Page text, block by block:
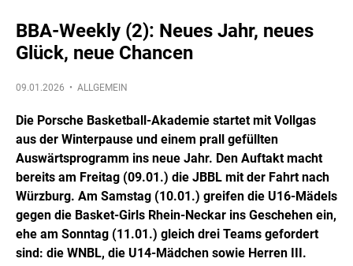
BBA-Weekly (2): Neues Jahr, neues
Glück, neue Chancen
09.01.2026 • ALLGEMEIN
Die Porsche Basketball-Akademie startet mit Vollgas
aus der Winterpause und einem prall gefüllten
Auswärtsprogramm ins neue Jahr. Den Auftakt macht
bereits am Freitag (09.01.) die JBBL mit der Fahrt nach
Würzburg. Am Samstag (10.01.) greifen die U16-Mädels
gegen die Basket-Girls Rhein-Neckar ins Geschehen ein,
ehe am Sonntag (11.01.) gleich drei Teams gefordert
sind: die WNBL, die U14-Mädchen sowie Herren III.